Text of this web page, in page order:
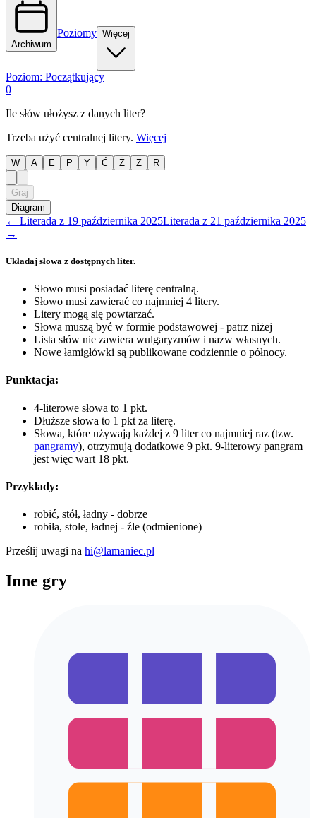
Archiwum
Poziomy Więcej
Poziom: Początkujący
0
Ile słów ułożysz z danych liter?
Trzeba użyć centralnej litery. Więcej
W A E P Y Ć Ż Z R
Graj
Diagram
← Literada z 19 października 2025Literada z 21 października 2025
→
Układaj słowa z dostępnych liter.
Słowo musi posiadać literę centralną.
Słowo musi zawierać co najmniej 4 litery.
Litery mogą się powtarzać.
Słowa muszą być w formie podstawowej - patrz niżej
Lista słów nie zawiera wulgaryzmów i nazw własnych.
Nowe łamigłówki są publikowane codziennie o północy.
Punktacja:
4-literowe słowa to 1 pkt.
Dłuższe słowa to 1 pkt za literę.
Słowa, które używają każdej z 9 liter co najmniej raz (tzw.
pangramy), otrzymują dodatkowe 9 pkt. 9-literowy pangram
jest więc wart 18 pkt.
Przykłady:
robić, stół, ładny - dobrze
robiła, stole, ładnej - źle (odmienione)
Prześlij uwagi na hi@lamaniec.pl
Inne gry